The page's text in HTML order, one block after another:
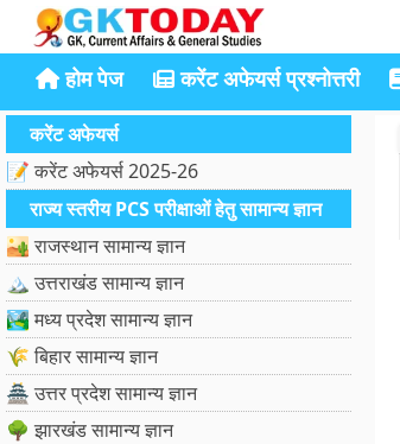
होम पेज करेंट अफेयर्स प्रश्नोत्तरी
करेंट अफेयर्स
📝 करेंट अफेयर्स 2025-26
राज्य स्तरीय PCS परीक्षाओं हेतु सामान्य ज्ञान
🏜️ राजस्थान सामान्य ज्ञान
🏔️ उत्तराखंड सामान्य ज्ञान
🏞️ मध्य प्रदेश सामान्य ज्ञान
🌾 बिहार सामान्य ज्ञान
🏯 उत्तर प्रदेश सामान्य ज्ञान
🌳 झारखंड सामान्य ज्ञान